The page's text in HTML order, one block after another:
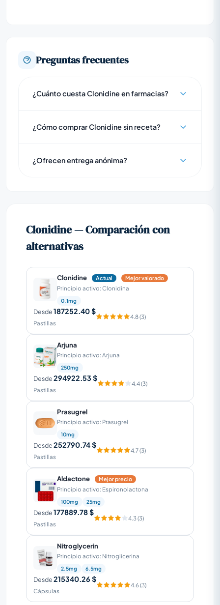
Preguntas frecuentes
¿Cuánto cuesta Clonidine en farmacias?
¿Cómo comprar Clonidine sin receta?
¿Ofrecen entrega anónima?
Clonidine — Comparación con
alternativas
Clonidine Actual Mejor valorado
Principio activo: Clonidina
0.1mg
Desde187252.40 $
Pastillas
4.8 (3)
Arjuna
Principio activo: Arjuna
250mg
Desde294922.53 $
Pastillas
4.4 (3)
Prasugrel
Principio activo: Prasugrel
10mg
Desde252790.74 $
Pastillas
4.7 (3)
Aldactone Mejor precio
Principio activo: Espironolactona
100mg 25mg
Desde177889.78 $
Pastillas
4.3 (3)
Nitroglycerin
Principio activo: Nitroglicerina
2.5mg 6.5mg
Desde215340.26 $
Cápsulas
4.6 (3)